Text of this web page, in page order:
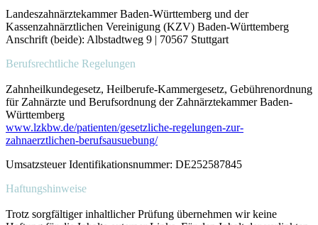
Landeszahnärztekammer Baden-Württemberg und der
Kassenzahnärztlichen Vereinigung (KZV) Baden-Württemberg
Anschrift (beide): Albstadtweg 9 | 70567 Stuttgart
Berufsrechtliche Regelungen
Zahnheilkundegesetz, Heilberufe-Kammergesetz, Gebührenordnung
für Zahnärzte und Berufsordnung der Zahnärztekammer Baden-
Württemberg
www.lzkbw.de/patienten/gesetzliche-regelungen-zur-
zahnaerztlichen-berufsausuebung/
Umsatzsteuer Identifikationsnummer: DE252587845
Haftungshinweise
Trotz sorgfältiger inhaltlicher Prüfung übernehmen wir keine